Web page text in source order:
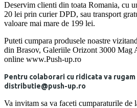
Deservim clienti din toata Romania, cu
20 lei prin curier DPD, sau transport
valoare mai mare de 199 lei.
Puteti cumpara produsele noastre
din Brasov, Galeriile Orizont 3000 Mag
online www.Push-up.ro
Pentru colaborari cu ridicata va
distributie@push-up.ro
Va invitam sa va faceti cumparaturile de